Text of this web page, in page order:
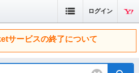
ログイン
サービスの終了について